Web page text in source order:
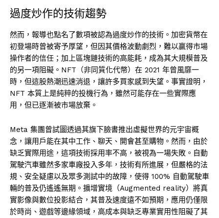
過度炒作的技術趨勢
然而，報導也點名了數項被認為過度炒作的技術。加密貨幣在
初登場時曾被寄予厚望，但因其價格波動劇烈，難以贏得市場
操作者的信任；加上區塊鏈技術的高能耗，成為其大規模普及
的另一項阻礙。NFT（非同質化代幣）在 2021 年曾風靡一
時，但這股熱潮迅速消退，讓許多買家感到失望。事實證明，
NFT 本質上是純粹的投機行為，雖然可能存在一些實際應
用，但已逐漸被市場放棄。
Meta 集團曾試圖透過其旗下臉書推出虛擬世界的元宇宙概
念，讓用戶能在其中工作、聊天、開會甚至購物。然而，由於
缺乏實際用途，這項技術採用率不高，被視為一場失敗。自動
駕駛汽車雖然多家車廠投入多年，技術有所進展，但嚴格的法
規、安全疑慮以及眾多測試中的故障，使得 100% 自動駕駛車
輛的普及仍遙遙無期。擴增實境（Augmented reality）將真
實影像與數位投影結合，其普及速度遠不如預期，應用仍僅限
於時尚、遊戲等邊緣領域，高成本與缺乏專業實用性阻礙了其